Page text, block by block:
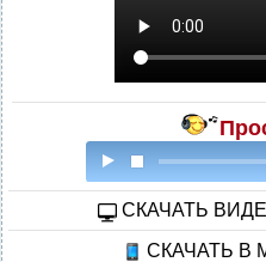
CКАЧАТЬ
СКАЧАТЬ В